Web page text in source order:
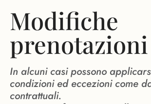
Modifiche
prenotazioni
In alcuni casi possono
condizioni ed eccezioni come
contrattuali.